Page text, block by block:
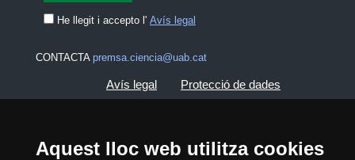
Aquest lloc web utilitza cookies
He llegit i accepto l' Avís legal
CONTACTA premsa.ciencia@uab.cat
Avís legal Protecció de dades